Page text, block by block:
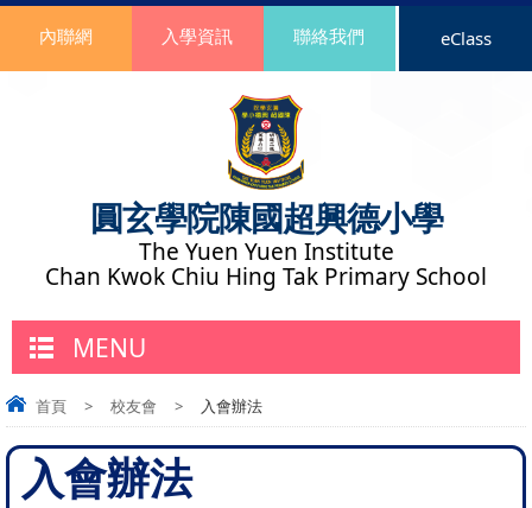
圓玄學院陳國超興德小學
The Yuen Yuen Institute
Chan Kwok Chiu Hing Tak Primary School
內聯網 入學資訊 聯絡我們 eClass
MENU
首頁 > 校友會 > 入會辦法
入會辦法